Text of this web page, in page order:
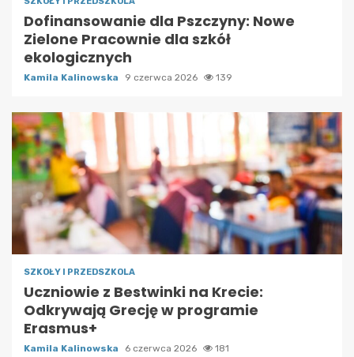
Dofinansowanie dla Pszczyny: Nowe
Zielone Pracownie dla szkół
ekologicznych
Kamila Kalinowska 9 czerwca 2026 139
SZKOŁY I PRZEDSZKOLA
Uczniowie z Bestwinki na Krecie:
Odkrywają Grecję w programie
Erasmus+
Kamila Kalinowska 6 czerwca 2026 181